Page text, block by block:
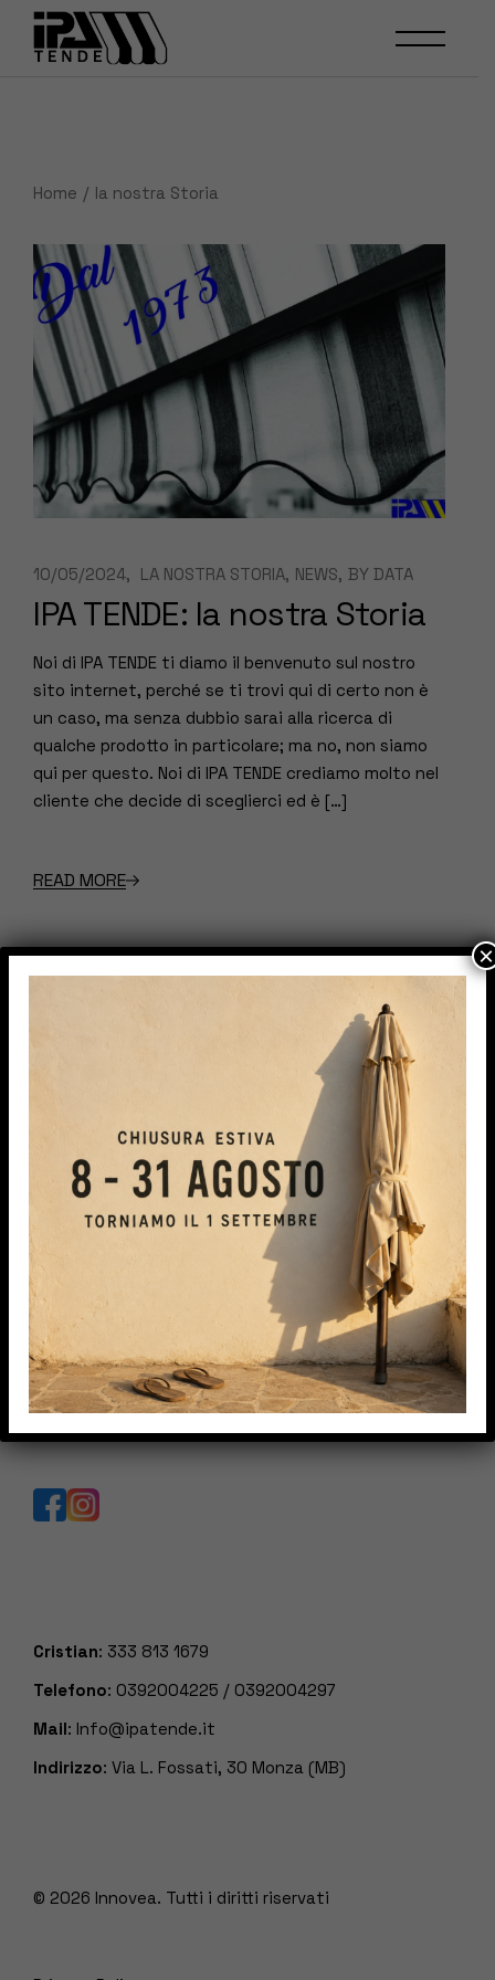
content
Home la nostra Storia
10/05/2024 LA NOSTRA STORIA NEWS BY DATA
IPA TENDE: la nostra Storia
Noi di IPA TENDE ti diamo il benvenuto sul nostro
sito internet, perché se ti trovi qui di certo non è
un caso, ma senza dubbio sarai alla ricerca di
qualche prodotto in particolare; ma no, non siamo
qui per questo. Noi di IPA TENDE crediamo molto nel
cliente che decide di sceglierci ed è […]
READ MORE
IPA TENDE S.r.l.s.
Con l’esperienza maturata siamo in grado di
proporvi e consigliarvi i migliori prodotti del
mercato, valutando le vostre esigenze ed
offrendovi proposte personalizzate.
Cristian: 333 813 1679
Telefono: 0392004225 / 0392004297
Mail: Info@ipatende.it
Indirizzo: Via L. Fossati, 30 Monza (MB)
© 2026 Innovea. Tutti i diritti riservati
×